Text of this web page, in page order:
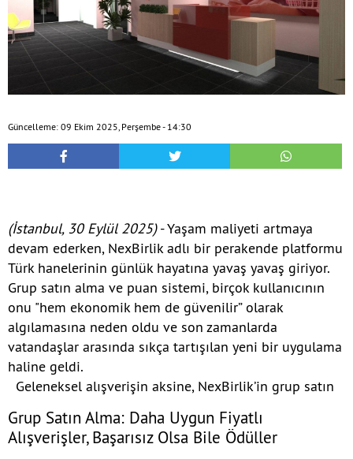
Güncelleme: 09 Ekim 2025, Perşembe - 14:30
(İstanbul, 30 Eylül 2025)- Yaşam maliyeti artmaya
devam ederken, NexBirlik adlı bir perakende platformu
Türk hanelerinin günlük hayatına yavaş yavaş giriyor.
Grup satın alma ve puan sistemi, birçok kullanıcının
onu "hem ekonomik hem de güvenilir” olarak
algılamasına neden oldu ve son zamanlarda
vatandaşlar arasında sıkça tartışılan yeni bir uygulama
haline geldi.
Grup Satın Alma: Daha Uygun Fiyatlı
Alışverişler, Başarısız Olsa Bile Ödüller
Geleneksel alışverişin aksine, NexBirlik’in grup satın